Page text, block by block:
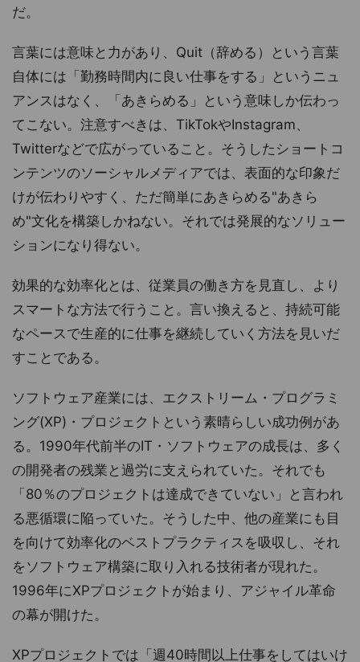
だ。
言葉には意味と力があり、Quit（辞める）という言葉
自体には「勤務時間内に良い仕事をする」というニュ
アンスはなく、「あきらめる」という意味しか伝わっ
てこない。注意すべきは、TikTokやInstagram、
Twitterなどで広がっていること。そうしたショートコ
ンテンツのソーシャルメディアでは、表面的な印象だ
けが伝わりやすく、ただ簡単にあきらめる"あきら
め"文化を構築しかねない。それでは発展的なソリュー
ションになり得ない。
効果的な効率化とは、従業員の働き方を見直し、より
スマートな方法で行うこと。言い換えると、持続可能
なペースで生産的に仕事を継続していく方法を見いだ
すことである。
ソフトウェア産業には、エクストリーム・プログラミ
ング(XP)・プロジェクトという素晴らしい成功例があ
る。1990年代前半のIT・ソフトウェアの成長は、多く
の開発者の残業と過労に支えられていた。それでも
「80％のプロジェクトは達成できていない」と言われ
る悪循環に陥っていた。そうした中、他の産業にも目
を向けて効率化のベストプラクティスを吸収し、それ
をソフトウェア構築に取り入れる技術者が現れた。
1996年にXPプロジェクトが始まり、アジャイル革命
の幕が開けた。
XPプロジェクトでは「週40時間以上仕事をしてはいけ